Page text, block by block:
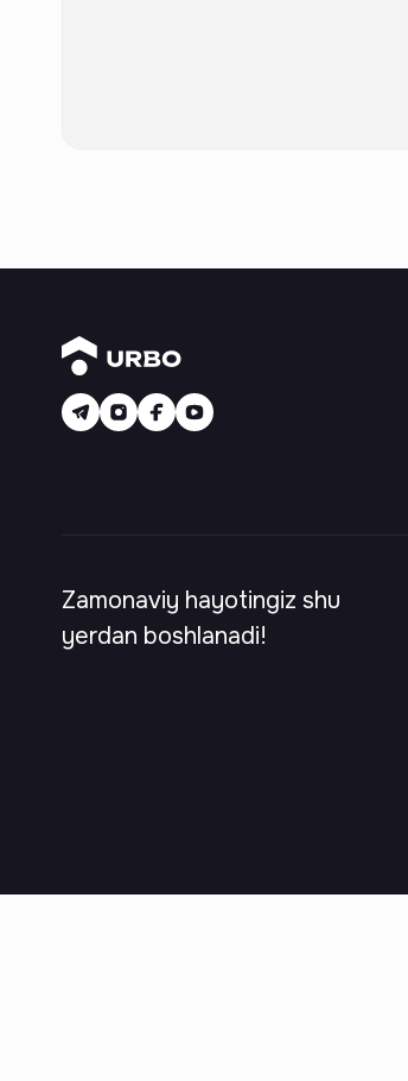
Zamonaviy hayotingiz shu
yerdan boshlanadi!